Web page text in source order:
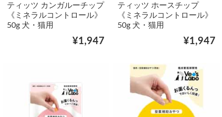
ティッツ カンガルーチップ
《ミネラルコントロール》
50g 犬・猫用
¥1,947
ティッツ ホースチップ
《ミネラルコントロール》
50g 犬・猫用
¥1,947